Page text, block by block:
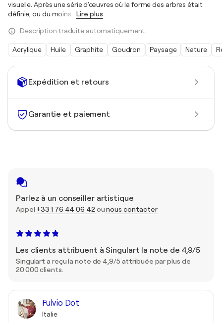
Expédition et retours
Garantie et paiement
Parlez à un conseiller artistique
Appel +33 1 76 44 06 42 ounous contacter
Les clients attribuent à Singulart la note de 4,9/5
Singulart a reçu la note de 4,9/5 attribuée par plus de
20 000 clients.
Fulvio Dot
Italie
visuelle. Après une série d'œuvres où la forme des arbres était
définie, ou du moins
Lire plus
Description traduite automatiquement.
Acrylique Huile Graphite Goudron Paysage Nature